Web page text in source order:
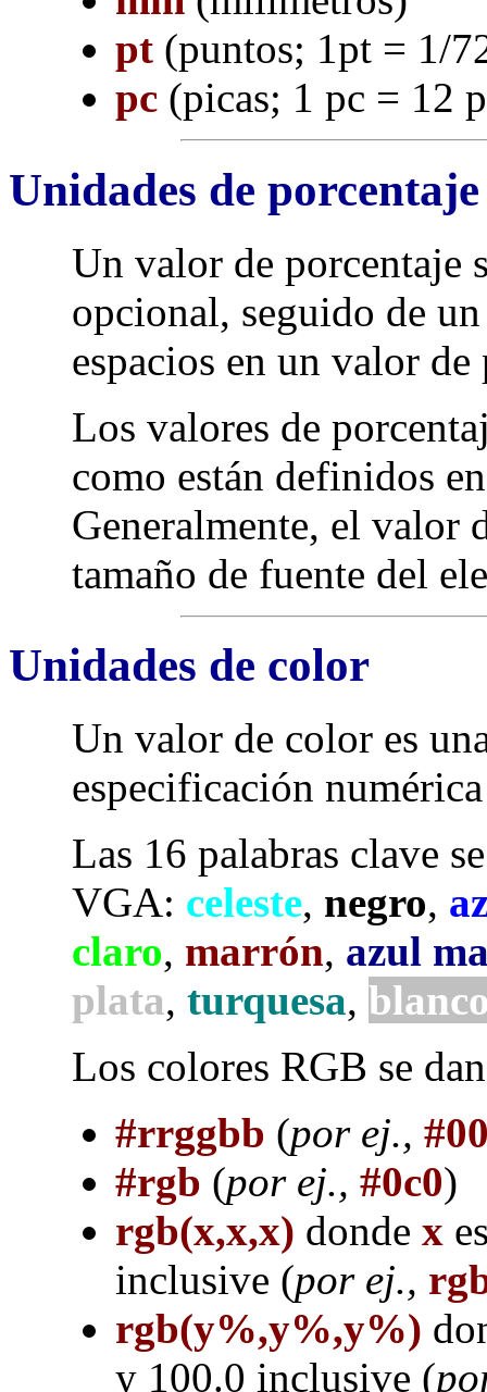
pt(puntos; 1pt = 1/
pc(picas; 1 pc = 12
Unidades de porcentaje
Un valor de porcentaje
opcional, seguido de
espacios en un valor de
Los valores de
como están definidos
Generalmente, el valor
tamaño de fuente del
Unidades de color
Un valor de color es
especificación
Las 16 palabras clave
VGA: celeste, negro,
claro, marrón, azul
plata, turquesa,
Los colores RGB se
#rrggbb (por ej.,
#rgb (por ej., #0c0)
rgb(x,x,x) donde x
inclusive (por ej.,
rgb(y%,y%,y%)
y 100.0 inclusive (